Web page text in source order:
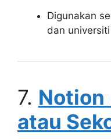
Digunakan
dan universiti
7. Notion
atau